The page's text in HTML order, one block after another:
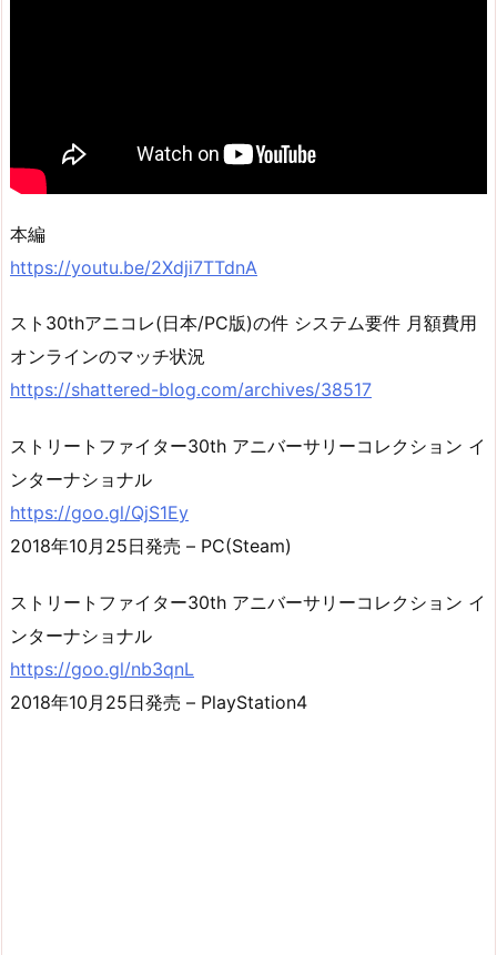
本編
https://youtu.be/2Xdji7TTdnA
スト30thアニコレ(日本/PC版)の件 システム要件 月額費用
オンラインのマッチ状況
https://shattered-blog.com/archives/38517
ストリートファイター30th アニバーサリーコレクション イ
ンターナショナル
https://goo.gl/QjS1Ey
2018年10月25日発売 – PC(Steam)
ストリートファイター30th アニバーサリーコレクション イ
ンターナショナル
https://goo.gl/nb3qnL
2018年10月25日発売 – PlayStation4